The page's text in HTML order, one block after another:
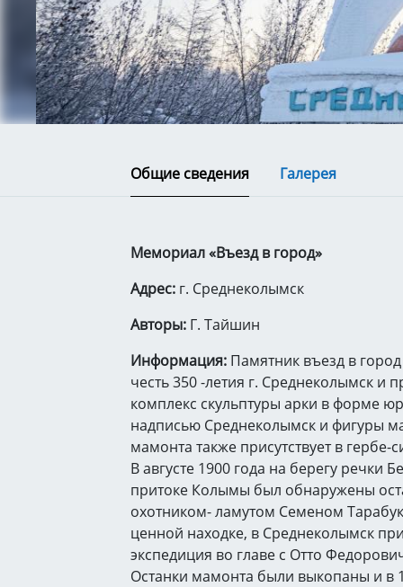
Общие сведения Галерея
Мемориал «Въезд в город»
Адрес: г. Среднеколымск
Авторы: Г. Тайшин
Информация: Памятник въезд в
честь 350 -летия г. Среднеколымск и
комплекс скульптуры арки в форме
надписью Среднеколымск и фигуры
мамонта также присутствует в гербе-
В августе 1900 года на берегу речки
притоке Колымы был обнаружены
охотником- ламутом Семеном
ценной находке, в Среднеколымск
экспедиция во главе с Отто
Останки мамонта были выкопаны и в